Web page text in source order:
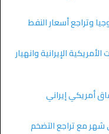
وتراجع أسعار النفط
الإيرانية وانهيار
أمريكي إيراني
شهر مع تراجع التضخم